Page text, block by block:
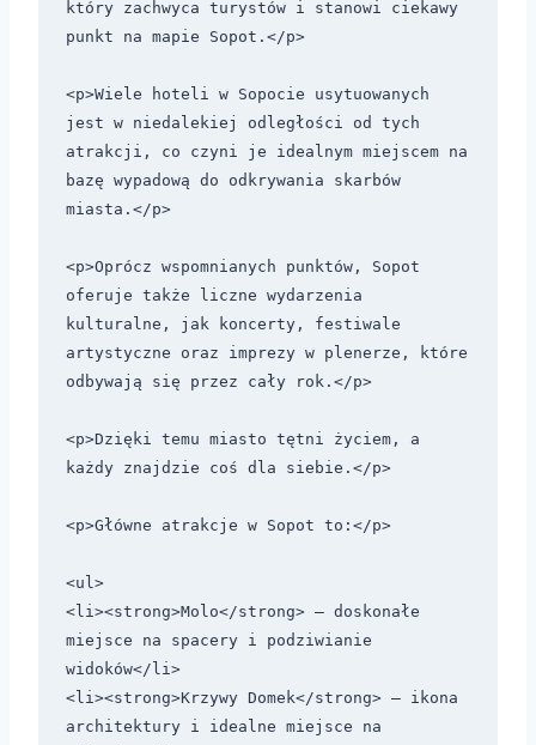
który zachwyca turystów i stanowi ciekawy
punkt na mapie Sopot.</p>
<p>Wiele hoteli w Sopocie usytuowanych
jest w niedalekiej odległości od tych
atrakcji, co czyni je idealnym miejscem na
bazę wypadową do odkrywania skarbów
miasta.</p>
<p>Oprócz wspomnianych punktów, Sopot
oferuje także liczne wydarzenia
kulturalne, jak koncerty, festiwale
artystyczne oraz imprezy w plenerze, które
odbywają się przez cały rok.</p>
<p>Dzięki temu miasto tętni życiem, a
każdy znajdzie coś dla siebie.</p>
<p>Główne atrakcje w Sopot to:</p>
<ul>
<li><strong>Molo</strong> – doskonałe
miejsce na spacery i podziwianie
widoków</li>
<li><strong>Krzywy Domek</strong> – ikona
architektury i idealne miejsce na